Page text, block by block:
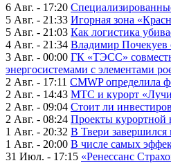
6 Авг. - 17:20
5 Авг. - 21:33 Игорная зона
5 Авг. - 21:03 Как логистика
4 Авг. - 21:34 Владимир Почекуев
3 Авг. - 00:00 ГК «ТЭСС»
энергосистемами с элементами
2 Авг. - 17:11 CMWP определила
2 Авг. - 14:43 МТС и курорт
2 Авг. - 09:04 Стоит ли
2 Авг. - 08:24 Проекты курортной
1 Авг. - 20:32 В Твери
1 Авг. - 20:00 В числе самых
31 Июл. - 17:15 «Ренессанс